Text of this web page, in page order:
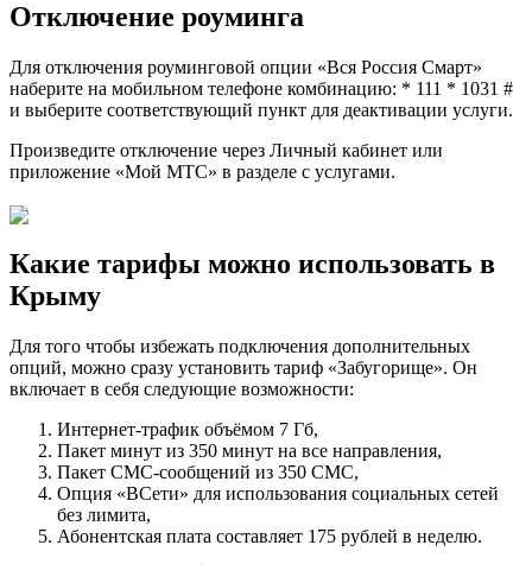
Отключение роуминга
Для отключения роуминговой опции «Вся Россия Смарт»
наберите на мобильном телефоне комбинацию: * 111 * 1031 #
и выберите соответствующий пункт для деактивации услуги.
Произведите отключение через Личный кабинет или
приложение «Мой МТС» в разделе с услугами.
Какие тарифы можно использовать в
Крыму
Для того чтобы избежать подключения дополнительных
опций, можно сразу установить тариф «Забугорище». Он
включает в себя следующие возможности:
Интернет-трафик объёмом 7 Гб,
Пакет минут из 350 минут на все направления,
Пакет СМС-сообщений из 350 СМС,
Опция «ВСети» для использования социальных сетей
без лимита,
Абонентская плата составляет 175 рублей в неделю.